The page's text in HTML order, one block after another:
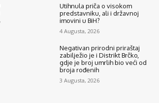
Utihnula priča o visokom
predstavniku, ali i državnoj
imovini u BiH?
4 Augusta, 2026
Negativan prirodni priraštaj
zabilježio je i Distrikt Brčko,
gdje je broj umrlih bio veći od
broja rođenih
3 Augusta, 2026